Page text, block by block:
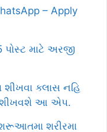
– Apply
પોસ્ટ માટે અરજી
શીખવા ક્લાસ નહિ
શીખવશે આ એપ.
શરૂઆતમા શરીરમા